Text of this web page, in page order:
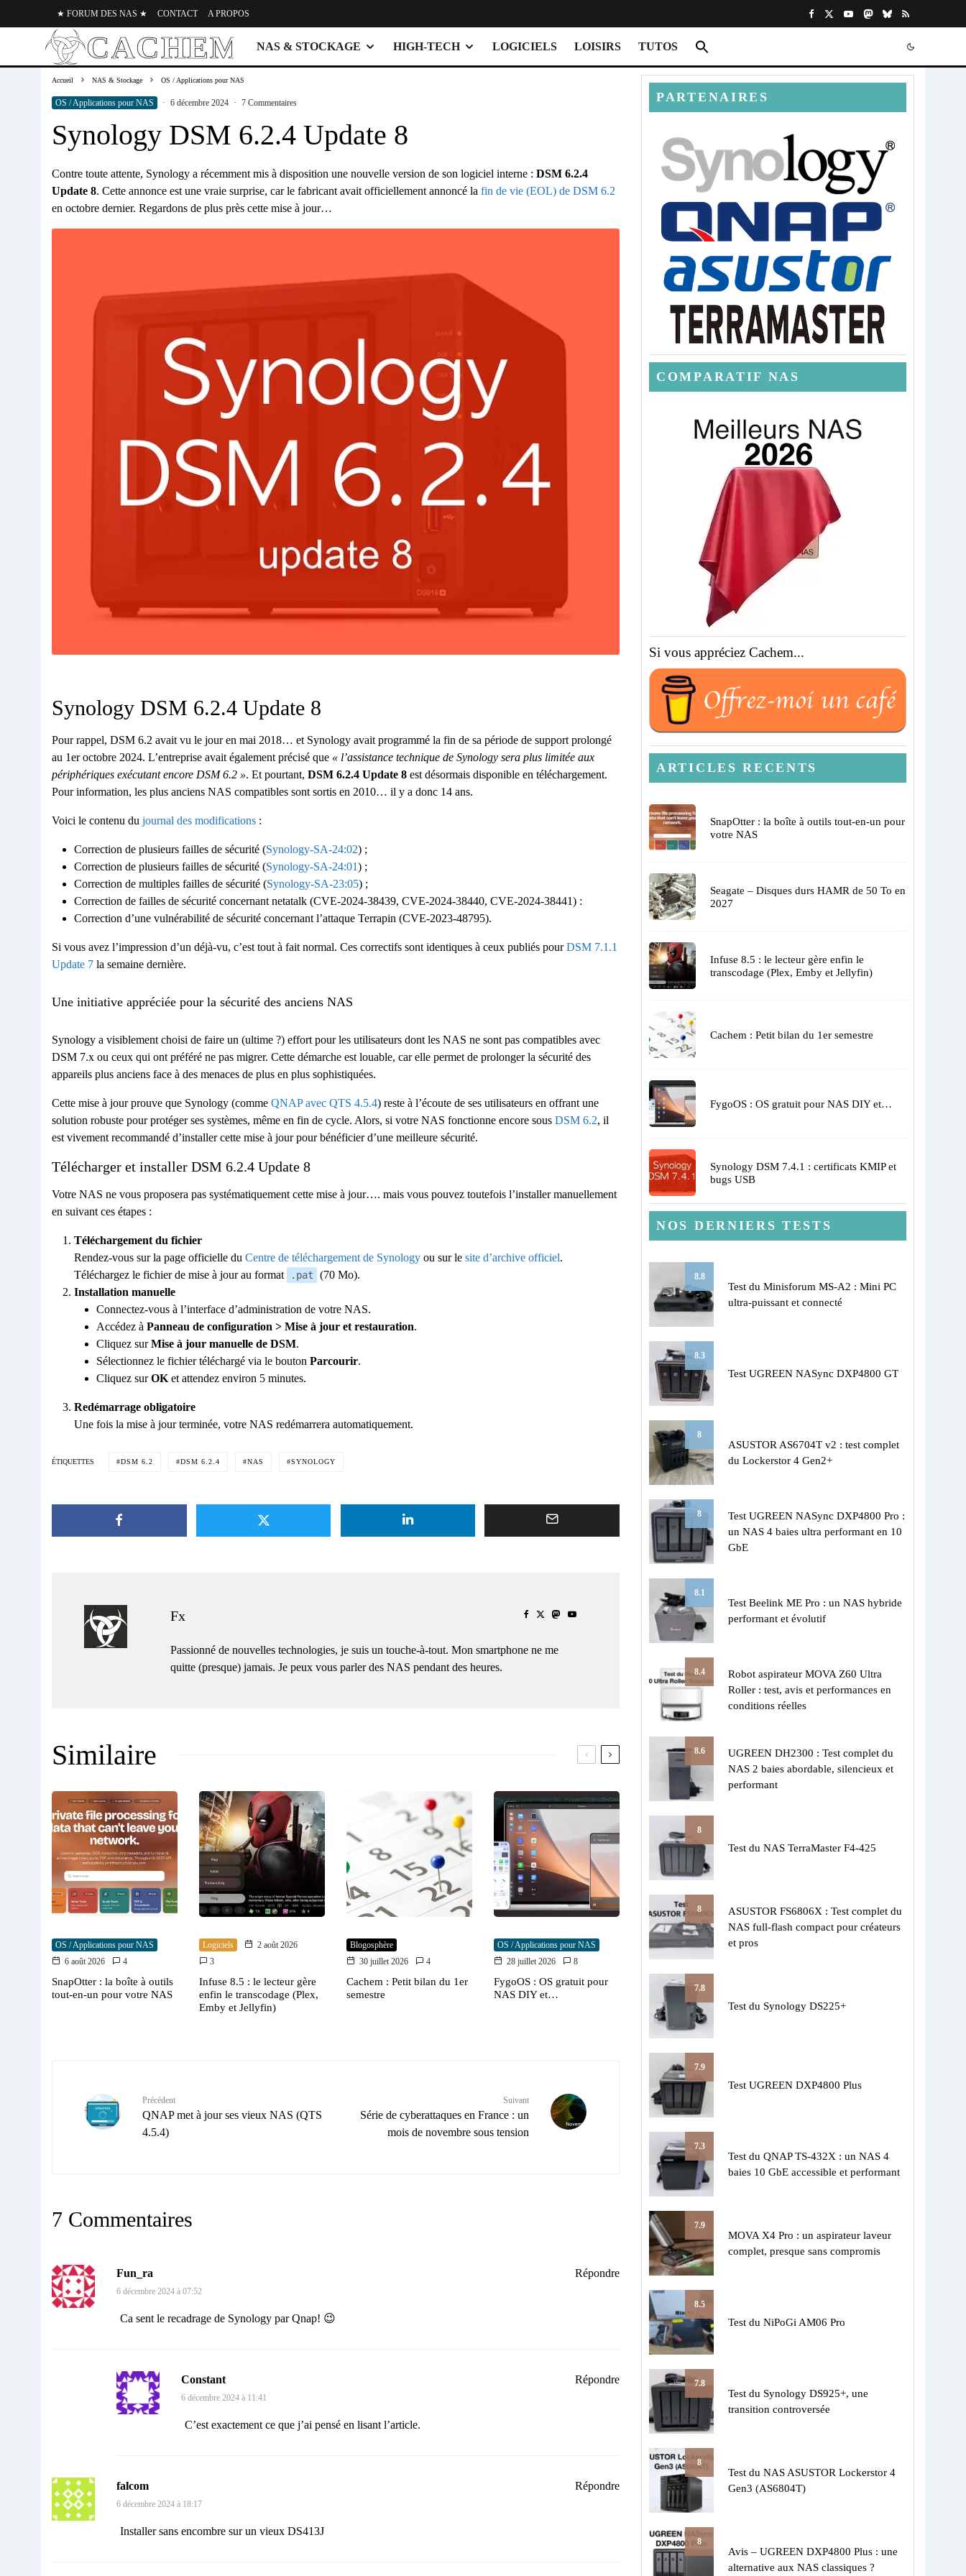
★ FORUM DES NAS ★ CONTACT A PROPOS
NAS & STOCKAGE HIGH-TECH LOGICIELS LOISIRS TUTOS
Accueil NAS & Stockage OS / Applications pour NAS
OS / Applications pour NAS · 6 décembre 2024 · 7 Commentaires
Synology DSM 6.2.4 Update 8
Contre toute attente, Synology a récemment mis à disposition une nouvelle version de son logiciel interne : DSM 6.2.4
Update 8. Cette annonce est une vraie surprise, car le fabricant avait officiellement annoncé la fin de vie (EOL) de DSM 6.2
en octobre dernier. Regardons de plus près cette mise à jour…
Synology DSM 6.2.4 Update 8
Pour rappel, DSM 6.2 avait vu le jour en mai 2018… et Synology avait programmé la fin de sa période de support prolongé
au 1er octobre 2024. L’entreprise avait également précisé que « l’assistance technique de Synology sera plus limitée aux
périphériques exécutant encore DSM 6.2 ». Et pourtant, DSM 6.2.4 Update 8 est désormais disponible en téléchargement.
Pour information, les plus anciens NAS compatibles sont sortis en 2010… il y a donc 14 ans.
Voici le contenu du journal des modifications :
Correction de plusieurs failles de sécurité (Synology-SA-24:02) ;
Correction de plusieurs failles de sécurité (Synology-SA-24:01) ;
Correction de multiples failles de sécurité (Synology-SA-23:05) ;
Correction de failles de sécurité concernant netatalk (CVE-2024-38439, CVE-2024-38440, CVE-2024-38441) :
Correction d’une vulnérabilité de sécurité concernant l’attaque Terrapin (CVE-2023-48795).
Si vous avez l’impression d’un déjà-vu, c’est tout à fait normal. Ces correctifs sont identiques à ceux publiés pourDSM 7.1.1
Update 7 la semaine dernière.
Une initiative appréciée pour la sécurité des anciens NAS
Synology a visiblement choisi de faire un (ultime ?) effort pour les utilisateurs dont les NAS ne sont pas compatibles avec
DSM 7.x ou ceux qui ont préféré ne pas migrer. Cette démarche est louable, car elle permet de prolonger la sécurité des
appareils plus anciens face à des menaces de plus en plus sophistiquées.
Cette mise à jour prouve que Synology (comme QNAP avec QTS 4.5.4) reste à l’écoute de ses utilisateurs en offrant une
solution robuste pour protéger ses systèmes, même en fin de cycle. Alors, si votre NAS fonctionne encore sous DSM 6.2, il
est vivement recommandé d’installer cette mise à jour pour bénéficier d’une meilleure sécurité.
Télécharger et installer DSM 6.2.4 Update 8
Votre NAS ne vous proposera pas systématiquement cette mise à jour…. mais vous pouvez toutefois l’installer manuellement
en suivant ces étapes :
Téléchargement du fichier
Rendez-vous sur la page officielle du Centre de téléchargement de Synology ou sur le site d’archive officiel.
Téléchargez le fichier de mise à jour au format
.pat
(70 Mo).
Installation manuelle
Connectez-vous à l’interface d’administration de votre NAS.
Accédez à Panneau de configuration > Mise à jour et restauration.
Cliquez surMise à jour manuelle de DSM.
Sélectionnez le fichier téléchargé via le bouton Parcourir.
Cliquez surOK et attendez environ 5 minutes.
Redémarrage obligatoire
Une fois la mise à jour terminée, votre NAS redémarrera automatiquement.
ÉTIQUETTES DSM 6.2 DSM 6.2.4 NAS SYNOLOGY
Fx
Passionné de nouvelles technologies, je suis un touche-à-tout. Mon smartphone ne me
quitte (presque) jamais. Je peux vous parler des NAS pendant des heures.
Similaire
OS / Applications pour NAS
6 août 2026
4
SnapOtter : la boîte à outils
tout-en-un pour votre NAS
Logiciels
2 août 2026
3
Infuse 8.5 : le lecteur gère
enfin le transcodage (Plex,
Emby et Jellyfin)
Blogosphère
30 juillet 2026
4
Cachem : Petit bilan du 1er
semestre
OS / Applications pour NAS
28 juillet 2026
8
FygoOS : OS gratuit pour
NAS DIY et…
Précédent
QNAP met à jour ses vieux NAS (QTS
4.5.4)
Suivant
Série de cyberattaques en France : un
mois de novembre sous tension
7 Commentaires
Fun_ra
6 décembre 2024 à 07:52
Ca sent le recadrage de Synology par Qnap! 😉
Répondre
Constant
6 décembre 2024 à 11:41
C’est exactement ce que j’ai pensé en lisant l’article.
Répondre
falcom
6 décembre 2024 à 18:17
Installer sans encombre sur un vieux DS413J
Répondre
PARTENAIRES
COMPARATIF NAS
Si vous appréciez Cachem...
ARTICLES RECENTS
SnapOtter : la boîte à outils tout-en-un pour
votre NAS
Seagate – Disques durs HAMR de 50 To en
2027
Infuse 8.5 : le lecteur gère enfin le
transcodage (Plex, Emby et Jellyfin)
Cachem : Petit bilan du 1er semestre
FygoOS : OS gratuit pour NAS DIY et…
Synology DSM 7.4.1 : certificats KMIP et
bugs USB
NOS DERNIERS TESTS
8.8
Test du Minisforum MS-A2 : Mini PC
ultra-puissant et connecté
8.3
Test UGREEN NASync DXP4800 GT
8
ASUSTOR AS6704T v2 : test complet
du Lockerstor 4 Gen2+
8
Test UGREEN NASync DXP4800 Pro :
un NAS 4 baies ultra performant en 10
GbE
8.1
Test Beelink ME Pro : un NAS hybride
performant et évolutif
8.4
Robot aspirateur MOVA Z60 Ultra
Roller : test, avis et performances en
conditions réelles
8.6
UGREEN DH2300 : Test complet du
NAS 2 baies abordable, silencieux et
performant
8
Test du NAS TerraMaster F4-425
8
ASUSTOR FS6806X : Test complet du
NAS full-flash compact pour créateurs
et pros
7.8
Test du Synology DS225+
7.9
Test UGREEN DXP4800 Plus
7.3
Test du QNAP TS-432X : un NAS 4
baies 10 GbE accessible et performant
7.9
MOVA X4 Pro : un aspirateur laveur
complet, presque sans compromis
8.5
Test du NiPoGi AM06 Pro
7.8
Test du Synology DS925+, une
transition controversée
8
Test du NAS ASUSTOR Lockerstor 4
Gen3 (AS6804T)
8
Avis – UGREEN DXP4800 Plus : une
alternative aux NAS classiques ?